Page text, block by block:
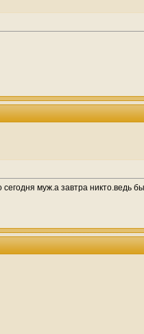
муж.а завтра никто.ведь